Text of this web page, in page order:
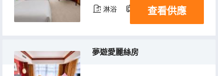
淋浴 電視機 冰箱
查看供應
夢遊愛麗絲房